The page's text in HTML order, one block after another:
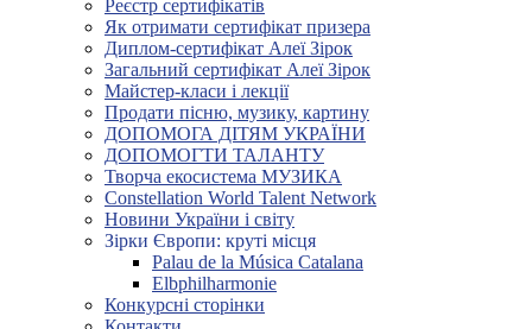
Реєстр сертифікатів
Як отримати сертифікат призера
Диплом-сертифікат Алеї Зірок
Загальний сертифікат Алеї Зірок
Майстер-класи і лекції
Продати пісню, музику, картину
ДОПОМОГА ДІТЯМ УКРАЇНИ
ДОПОМОГТИ ТАЛАНТУ
Творча екосистема МУЗИКА
Constellation World Talent Network
Новини України і світу
Зірки Європи: круті місця
Palau de la Música Catalana
Elbphilharmonie
Конкурсні сторінки